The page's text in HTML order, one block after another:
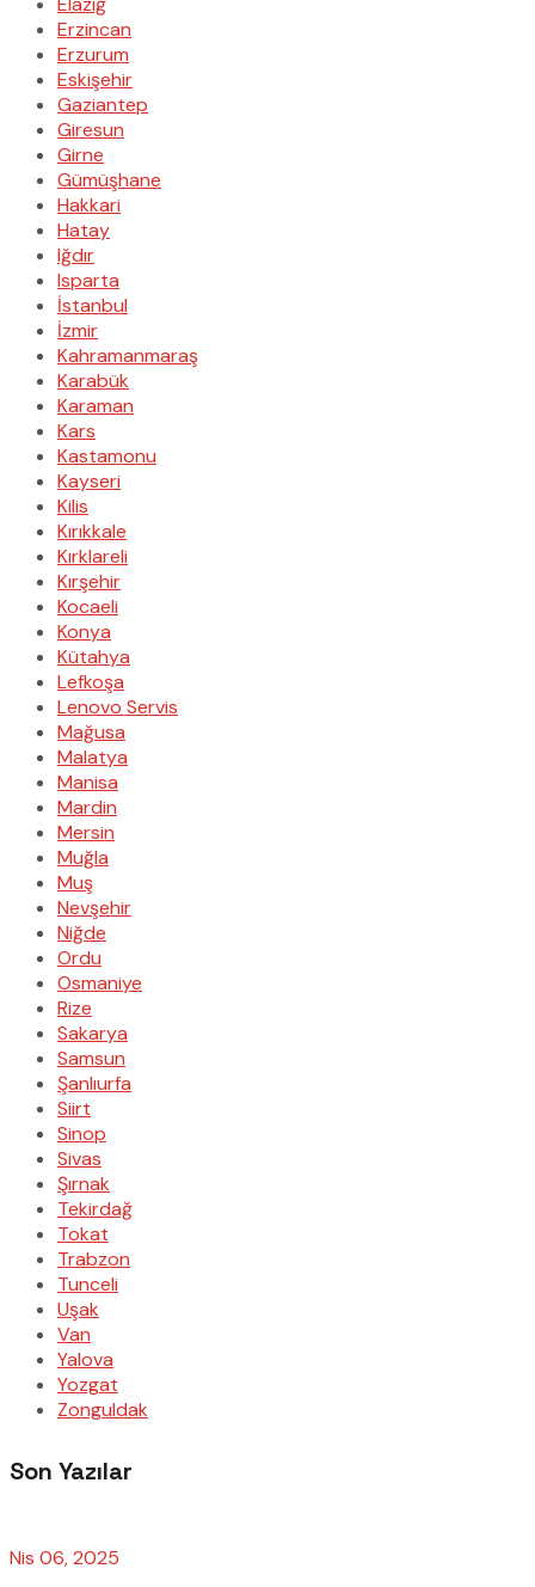
Erzincan
Erzurum
Eskişehir
Gaziantep
Giresun
Girne
Gümüşhane
Hakkari
Hatay
Iğdır
Isparta
İstanbul
İzmir
Kahramanmaraş
Karabük
Karaman
Kars
Kastamonu
Kayseri
Kilis
Kırıkkale
Kırklareli
Kırşehir
Kocaeli
Konya
Kütahya
Lefkoşa
Lenovo Servis
Mağusa
Malatya
Manisa
Mardin
Mersin
Muğla
Muş
Nevşehir
Niğde
Ordu
Osmaniye
Rize
Sakarya
Samsun
Şanlıurfa
Siirt
Sinop
Sivas
Şırnak
Tekirdağ
Tokat
Trabzon
Tunceli
Uşak
Van
Yalova
Yozgat
Zonguldak
Son Yazılar
Nis 06, 2025